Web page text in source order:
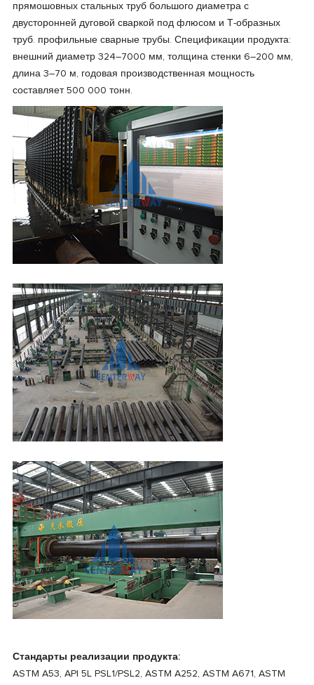
прямошовных стальных труб большого диаметра с
двусторонней дуговой сваркой под флюсом и Т-образных
труб. профильные сварные трубы. Спецификации продукта:
внешний диаметр 324–7000 мм, толщина стенки 6–200 мм,
длина 3–70 м, годовая производственная мощность
составляет 500 000 тонн.
Стандарты реализации продукта:
ASTM A53, API 5L PSL1/PSL2, ASTM A252, ASTM A671, ASTM